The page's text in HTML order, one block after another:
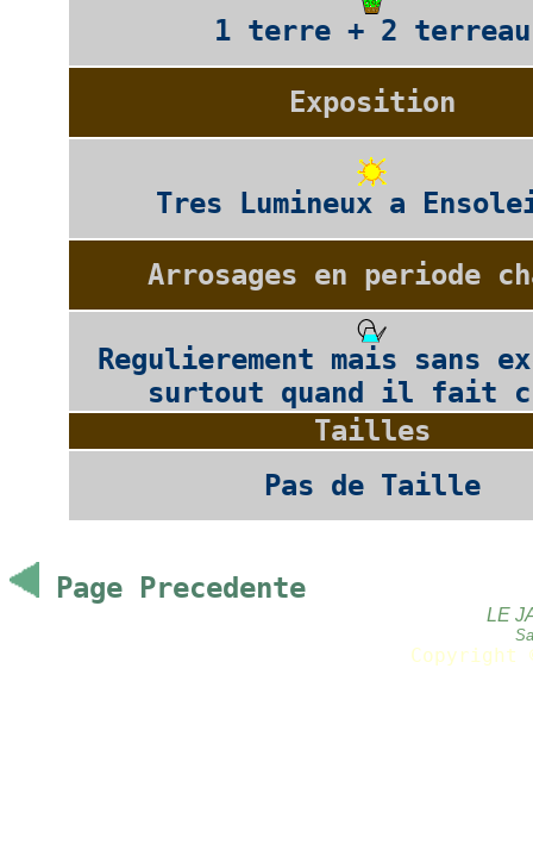
1 terre + 2 terreau
Exposition
Tres Lumineux a
Arrosages en periode
Regulierement mais sans
surtout quand il fait
Tailles
Pas de Taille
Page Precedente
LE
Copyright